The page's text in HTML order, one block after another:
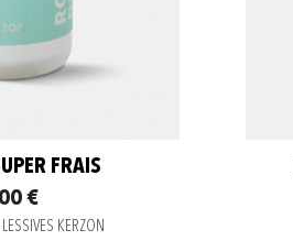
FRAIS
€
KERZON